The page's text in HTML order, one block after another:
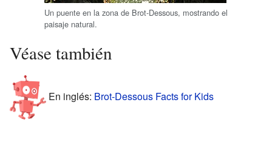
Un puente en la zona de Brot-Dessous, mostrando el
paisaje natural.
Véase también
En inglés: Brot-Dessous Facts for Kids